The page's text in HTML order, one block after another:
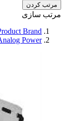
مرتب کردن
مرتب سازی
Brand
Power